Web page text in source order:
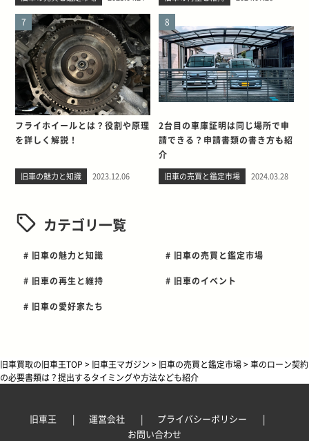
7
フライホイールとは？役割や原理
を詳しく解説！
旧車の魅力と知識 2023.12.06
8
2台目の車庫証明は同じ場所で申
請できる？申請書類の書き方も紹
介
旧車の売買と鑑定市場 2024.03.28
カテゴリ一覧
# 旧車の魅力と知識 # 旧車の売買と鑑定市場
# 旧車の再生と維持 # 旧車のイベント
# 旧車の愛好家たち
旧車買取の旧車王TOP > 旧車王マガジン > 旧車の売買と鑑定市場>車のローン契約
の必要書類は？提出するタイミングや方法なども紹介
旧車王 運営会社
プライバシーポリシー
お問い合わせ